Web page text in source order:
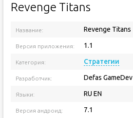
Revenge Titans
Название: Revenge Titans
Версия приложения: 1.1
Категория: Стратегии
Разработчик: Defas GameDev
Языки: RU EN
Версия андроид: 7.1